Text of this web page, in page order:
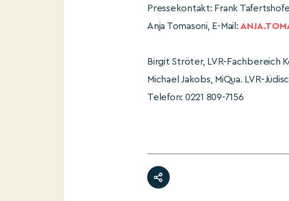
Pressekontakt: Frank
Anja Tomasoni, E-Mail:
Birgit Ströter, LVR-Fachbereich
Michael Jakobs, MiQua. LVR-
Telefon: 0221 809-7156